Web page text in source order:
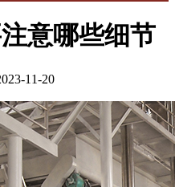
意哪些细节
11-20